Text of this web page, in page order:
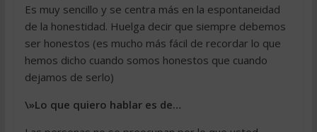
Es muy sencillo y se centra más en la espontaneidad
de la honestidad. Huelga decir que siempre debemos
ser honestos (es mucho más fácil de recordar lo que
hemos dicho cuando somos honestos que cuando
dejamos de serlo)
\»Lo que quiero hablar es de…